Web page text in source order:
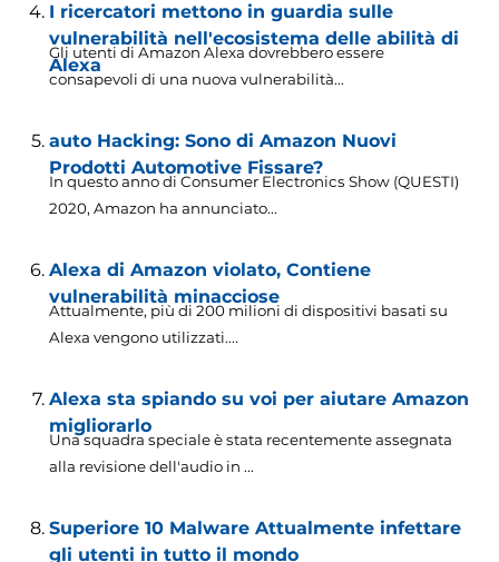
I ricercatori mettono in guardia sulle
vulnerabilità nell'ecosistema delle abilità di
Alexa
Gli utenti di Amazon Alexa dovrebbero essere
consapevoli di una nuova vulnerabilità...
auto Hacking: Sono di Amazon Nuovi
Prodotti Automotive Fissare?
In questo anno di Consumer Electronics Show (QUESTI)
2020, Amazon ha annunciato...
Alexa di Amazon violato, Contiene
vulnerabilità minacciose
Attualmente, più di 200 milioni di dispositivi basati su
Alexa vengono utilizzati....
Alexa sta spiando su voi per aiutare Amazon
migliorarlo
Una squadra speciale è stata recentemente assegnata
alla revisione dell'audio in ...
Superiore 10 Malware Attualmente infettare
gli utenti in tutto il mondo